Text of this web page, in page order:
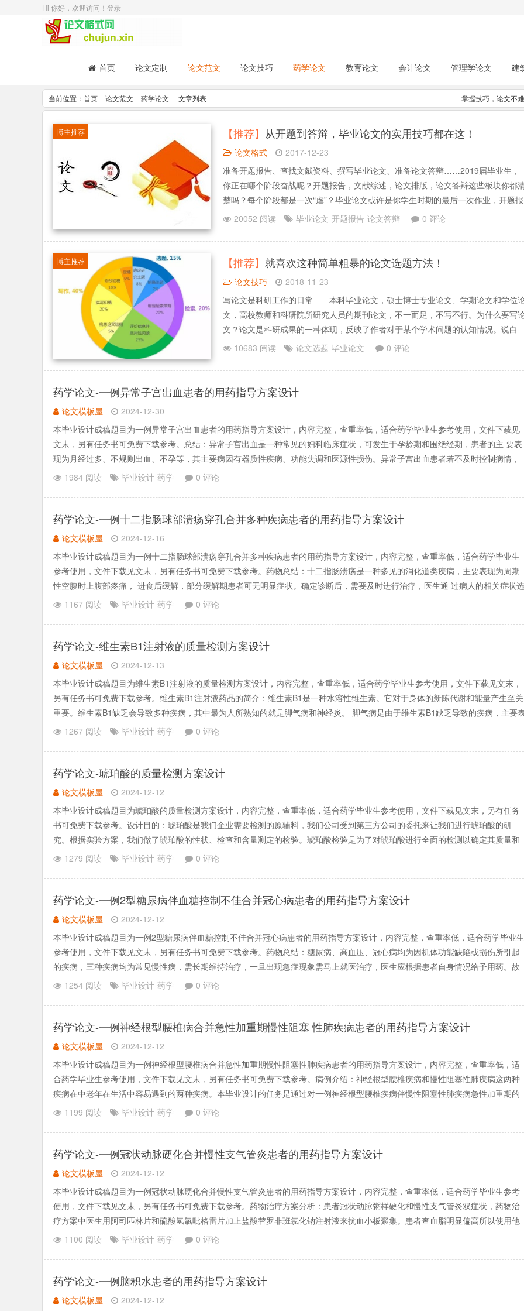
Hi 你好，欢迎访问！ 登录
首页 论文定制 论文范文 论文技巧 药学论文 教育论文 会计论文 管理学论文 建
当前位置： 首页 - 论文范文 -药学论文 - 文章列表 掌握技巧，论文不
博主推荐 【推荐】 从开题到答辩，毕业论文的实用技巧都在这！
论文格式
2017-12-23
准备开题报告、查找文献资料、撰写毕业论文、准备论文答辩……2019届毕业生，
你正在哪个阶段奋战呢？开题报告，文献综述，论文排版，论文答辩这些板块你都
楚吗？每个阶段都是一次“虐”？毕业论文或许是你学生时期的最后一次作业，开题报
告怎样写？要解决什么问题，文献去哪里找？论文格式应该怎么编排？答辩时候又
20052 阅读 毕业论文 开题报告 论文答辩 0 评论
博主推荐 【推荐】 就喜欢这种简单粗暴的论文选题方法！
论文技巧
2018-11-23
写论文是科研工作的日常——本科毕业论文，硕士博士专业论文、学期论文和学位
文，高校教师和科研院所研究人员的期刊论文，不一而足，不写不行。为什么要写
文？论文是科研成果的一种体现，反映了作者对于某个学术问题的认知情况。说白
了，写论文是为了表达自己的学术观点。所以除了应对期末考试和毕业外，其实还
10683 阅读 论文选题 毕业论文 0 评论
药学论文-一例异常子宫出血患者的用药指导方案设计
论文模板屋
2024-12-30
本毕业设计成稿题目为一例异常子宫出血患者的用药指导方案设计，内容完整，查重率低，适合药学毕业生参考使用，文件下载见
文末，另有任务书可免费下载参考。总结：异常子宫出血是一种常见的妇科临床症状，可发生于孕龄期和围绝经期，患者的主 要表
现为月经过多、不规则出血、不孕等，其主要病因有器质性疾病、功能失调和医源性损伤。异常子宫出血患者若不及时控制病情，
长时间的子宫出血.......
1984 阅读 毕业设计 药学 0 评论
药学论文-一例十二指肠球部溃疡穿孔合并多种疾病患者的用药指导方案设计
论文模板屋
2024-12-16
本毕业设计成稿题目为一例十二指肠球部溃疡穿孔合并多种疾病患者的用药指导方案设计，内容完整，查重率低，适合药学毕业生
参考使用，文件下载见文末，另有任务书可免费下载参考。药物总结：十二指肠溃疡是一种多见的消化道类疾病，主要表现为周期
性空腹时上腹部疼痛， 进食后缓解，部分缓解期患者可无明显症状。确定诊断后，需要及时进行治疗，医生通 过病人的相关症状选
择合适的药物，.......
1167 阅读 毕业设计 药学 0 评论
药学论文-维生素B1注射液的质量检测方案设计
论文模板屋
2024-12-13
本毕业设计成稿题目为维生素B1注射液的质量检测方案设计，内容完整，查重率低，适合药学毕业生参考使用，文件下载见文末，
另有任务书可免费下载参考。维生素B1注射液药品的简介：维生素B1是一种水溶性维生素。它对于身体的新陈代谢和能量产生至关
重要。维生素B1缺乏会导致多种疾病，其中最为人所熟知的就是脚气病和神经炎。 脚气病是由于维生素B1缺乏导致的疾病，主要
现为心.......
1267 阅读 毕业设计 药学 0 评论
药学论文-琥珀酸的质量检测方案设计
论文模板屋
2024-12-12
本毕业设计成稿题目为琥珀酸的质量检测方案设计，内容完整，查重率低，适合药学毕业生参考使用，文件下载见文末，另有任务
书可免费下载参考。设计目的：琥珀酸是我们企业需要检测的原辅料，我们公司受到第三方公司的委托来让我们进行琥珀酸的研
究。根据实验方案，我们做了琥珀酸的性状、检查和含量测定的检验。琥珀酸检验是为了对琥珀酸进行全面的检测以确定其质量和
符合相关标准要求的程.......
1279 阅读 毕业设计 药学 0 评论
药学论文-一例2型糖尿病伴血糖控制不佳合并冠心病患者的用药指导方案设计
论文模板屋
2024-12-12
本毕业设计成稿题目为一例2型糖尿病伴血糖控制不佳合并冠心病患者的用药指导方案设计，内容完整，查重率低，适合药学毕业生
参考使用，文件下载见文末，另有任务书可免费下载参考。药物总结：糖尿病、高血压、冠心病均为因机体功能缺陷或损伤所引起
的疾病，三种疾病均为常见慢性病，需长期维持治疗，一旦出现急症现象需马上就医治疗，医生应根据患者自身情况给予用药。故
医生根据患者病症.......
1254 阅读 毕业设计 药学 0 评论
药学论文-一例神经根型腰椎病合并急性加重期慢性阻塞 性肺疾病患者的用药指导方案设计
论文模板屋
2024-12-12
本毕业设计成稿题目为一例神经根型腰椎病合并急性加重期慢性阻塞性肺疾病患者的用药指导方案设计，内容完整，查重率低，适
合药学毕业生参考使用，文件下载见文末，另有任务书可免费下载参考。病例介绍：神经根型腰椎疾病和慢性阻塞性肺疾病这两种
疾病在中老年在生活中容易遇到的两种疾病。本毕业设计的任务是通过对一例神经根型腰椎疾病伴慢性阻塞性肺疾病急性加重期的
病例进行处方分析和.......
1199 阅读 毕业设计 药学 0 评论
药学论文-一例冠状动脉硬化合并慢性支气管炎患者的用药指导方案设计
论文模板屋
2024-12-12
本毕业设计成稿题目为一例冠状动脉硬化合并慢性支气管炎患者的用药指导方案设计，内容完整，查重率低，适合药学毕业生参考
使用，文件下载见文末，另有任务书可免费下载参考。药物治疗方案分析：患者冠状动脉粥样硬化和慢性支气管炎双症状，药物治
疗方案中医生用阿司匹林片和硫酸氢氯吡格雷片加上盐酸替罗非班氯化钠注射液来抗血小板聚集。患者查血脂明显偏高所以使用他
汀类降脂药和阿里西.......
1100 阅读 毕业设计 药学 0 评论
药学论文-一例脑积水患者的用药指导方案设计
论文模板屋 2024-12-12